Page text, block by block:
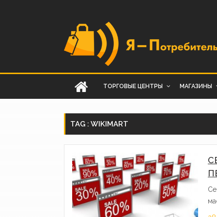
ТОРГОВЫЕ ЦЕНТРЫ МАГАЗИНЫ
TAG : WIKIMART